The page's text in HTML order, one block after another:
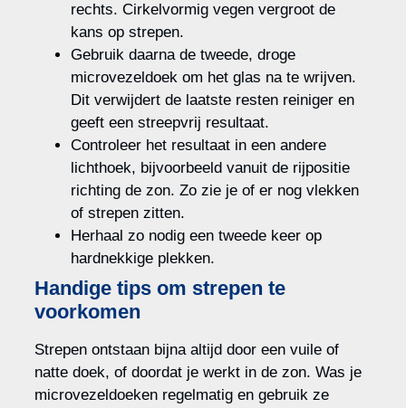
rechts. Cirkelvormig vegen vergroot de
kans op strepen.
Gebruik daarna de tweede, droge
microvezeldoek om het glas na te wrijven.
Dit verwijdert de laatste resten reiniger en
geeft een streepvrij resultaat.
Controleer het resultaat in een andere
lichthoek, bijvoorbeeld vanuit de rijpositie
richting de zon. Zo zie je of er nog vlekken
of strepen zitten.
Herhaal zo nodig een tweede keer op
hardnekkige plekken.
Handige tips om strepen te
voorkomen
Strepen ontstaan bijna altijd door een vuile of
natte doek, of doordat je werkt in de zon. Was je
microvezeldoeken regelmatig en gebruik ze